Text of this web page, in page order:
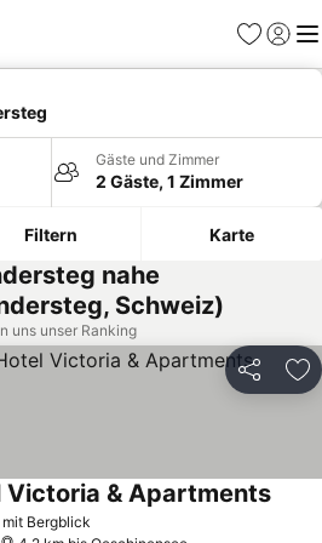
Favoriten
Gäste und Zimmer
2 Gäste, 1 Zimmer
Filtern Karte
nahe
Schweiz)
uns unser Ranking
Teilen
Bergblick
Victoria & Apartments